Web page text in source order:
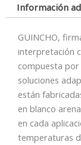
Información
GUINCHO,
interpretación
compuesta
soluciones
están
en blanco
en cada
temperaturas